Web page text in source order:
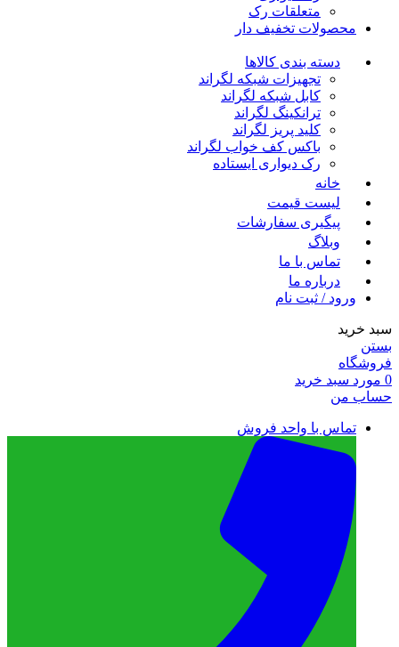
متعلقات رک
محصولات تخفیف دار
دسته بندی کالاها
تجهیزات شبکه لگراند
کابل شبکه لگراند
ترانکینگ لگراند
کلید پریز لگراند
باکس کف خواب لگراند
رک دیواری ایستاده
خانه
لیست قیمت
پیگیری سفارشات
وبلاگ
تماس با ما
درباره ما
ورود / ثبت نام
سبد خرید
بستن
فروشگاه
0 مورد سبد خرید
حساب من
تماس با واحد فروش